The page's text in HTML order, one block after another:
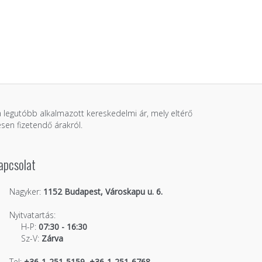
alkalmazott kereskedelmi ár, mely eltérő
fizetendő árakról.
Nagyker: 1152 Budapest, Városkapu u. 6.
Nyitvatartás:
H-P: 07:30 - 16:30
Sz-V: Zárva